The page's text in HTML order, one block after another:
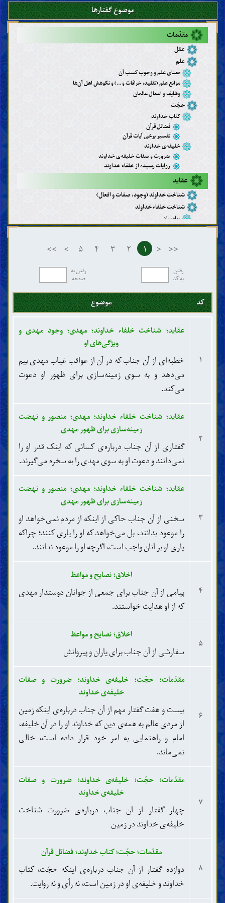
موضوع گفتارها
مقدّمات
عقل
علم
معنای علم و وجوب کسب آن
موانع علم (تقلید، خرافات و ...) و نکوهش اهل آن‌ها
وظایف و اعمال عالمان
حجّت
کتاب خداوند
فضائل قرآن
تفسیر برخی آیات قرآن
خلیفه‌ی خداوند
ضرورت و صفات خلیفه‌ی خداوند
روایات رسیده از خلفاء خداوند
عقاید
شناخت خداوند (وجود، صفات و افعال)
شناخت خلفاء خداوند
پیامبران
پیامبر خاتم
ویژگی‌های پیامبر خاتم
یاران و همسران پیامبر خاتم
عترت و اهل بیت پیامبر خاتم
مهدی
نشانه‌های ظهور مهدی و فتنه‌های آخر الزّمان
شناخت آخرت
معنا، مراتب و آثار ایمان و کفر
اخلاق
ادعیه و زیارات
نصایح و مواعظ
مکارم و رذائل اخلاق
احکام
جنابت، حیض، نفاس، استحاضه و یائسگی
طب و تداوی
وضو، غسل و تیمّم
زکات، خمس، صدقه و وقف
روزه و اعتکاف
خوردنی‌ها و آشامیدنی‌ها
شکار و ذبح حیوانات
دعوت، امر به معروف و نهی از منکر
حدود و تعزیرات
ولایت، قضاوت و شهادت
حَجْر (ممنوعیّت از تصرّفات مالی)
مشاغل و مکاسب حرام
نکاح، حجاب و روابط جنسی
شیر دادن، حضانت و تربیت کودکان
طلاق، لعان، ایلاء و عدّه
وصیّت و ارث
اموات
مسائل مستحدثه (نوپیدا)
<<
< ۱ ۲ ۳ ۴ ۵ >
>>
رفتن
به کد
رفتن به
صفحه
کد موضوع
۱
عقاید؛ شناخت خلفاء خداوند؛ مهدی؛ وجود مهدی و
ویژگی‌های او
خطبه‌ای از آن جناب که در آن از عواقب غیاب مهدی بیم
می‌دهد و به سوی زمینه‌سازی برای ظهور او دعوت
می‌کند.
۲
عقاید؛ شناخت خلفاء خداوند؛ مهدی؛ منصور و نهضت
زمینه‌سازی برای ظهور مهدی
گفتاری از آن جناب درباره‌ی کسانی که اینک قدر او را
نمی‌دانند و دعوت او به سوی مهدی را به سخره می‌گیرند.
۳
عقاید؛ شناخت خلفاء خداوند؛ مهدی؛ منصور و نهضت
زمینه‌سازی برای ظهور مهدی
سخنی از آن جناب حاکی از اینکه از مردم نمی‌خواهد او
را موعود بدانند، بل می‌خواهد که او را یاری کنند؛ چراکه
یاری او بر آنان واجب است، اگرچه او را موعود ندانند.
۴
اخلاق؛ نصایح و مواعظ
پیامی از آن جناب برای جمعی از جوانان دوستدار مهدی
که از او هدایت خواستند.
۵
اخلاق؛ نصایح و مواعظ
سفارشی از آن جناب برای یاران و پیروانش
۶
مقدّمات؛ حجّت؛ خلیفه‌ی خداوند؛ ضرورت و صفات
خلیفه‌ی خداوند
بیست و هفت گفتار مهم از آن جناب درباره‌ی اینکه زمین
از مردی عالم به همه‌ی دین که خداوند او را در آن خلیفه،
امام و راهنمایی به امر خود قرار داده است، خالی
نمی‌ماند.
۷
مقدّمات؛ حجّت؛ خلیفه‌ی خداوند؛ ضرورت و صفات
خلیفه‌ی خداوند
چهار گفتار از آن جناب درباره‌ی ضرورت شناخت
خلیفه‌ی خداوند در زمین
۸
مقدّمات؛ حجّت؛ کتاب خداوند؛ فضائل قرآن
دوازده گفتار از آن جناب درباره‌ی اینکه حجّت، کتاب
خداوند و خلیفه‌ی او در زمین است، نه رأی و نه روایت.